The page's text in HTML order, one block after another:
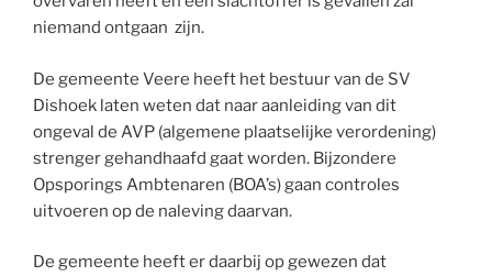
niemand ontgaan zijn.
De gemeente Veere heeft het bestuur van de SV
Dishoek laten weten dat naar aanleiding van dit
ongeval de AVP (algemene plaatselijke verordening)
strenger gehandhaafd gaat worden. Bijzondere
Opsporings Ambtenaren (BOA’s) gaan controles
uitvoeren op de naleving daarvan.
De gemeente heeft er daarbij op gewezen dat